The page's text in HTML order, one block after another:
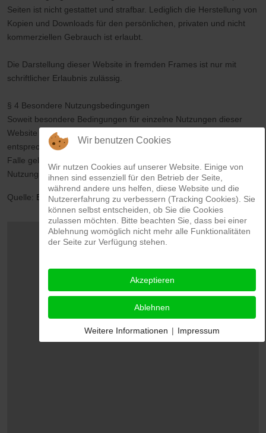
Seiten ist nicht gestattet und strafbar. Lediglich die Herstellung von
Kopien und Downloads für den persönlichen, privaten und nicht
kommerziellen Gebrauch ist erlaubt.
Die Darstellung dieser Website in fremden Frames ist nur mit
schriftlicher Erlaubnis zulässig.
§ 4 Besondere Nutzungsbedingungen
Soweit besondere Bedingungen für einzelne Nutzungen dieser
Website von den vorgenannten Paragraphen abweichen, wird an
entsprechender Stelle ausdrücklich darauf hingewiesen. In diesem
Falle gelten im jeweiligen Einzelfall die besonderen
Nutzungsbedingungen.
Quelle: Einbock GmbH
Wir benutzen Cookies
Wir nutzen Cookies auf unserer Website. Einige von
ihnen sind essenziell für den Betrieb der Seite,
während andere uns helfen, diese Website und die
Nutzererfahrung zu verbessern (Tracking Cookies). Sie
können selbst entscheiden, ob Sie die Cookies
zulassen möchten. Bitte beachten Sie, dass bei einer
Ablehnung womöglich nicht mehr alle Funktionalitäten
der Seite zur Verfügung stehen.
Akzeptieren
Ablehnen
Weitere Informationen | Impressum